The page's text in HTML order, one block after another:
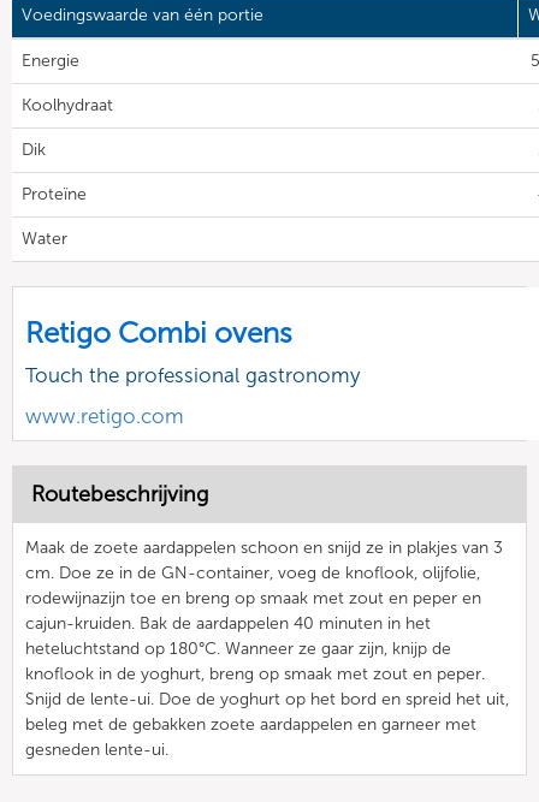
Voedingswaarde van één portie
Energie
Koolhydraat
Dik
Proteïne
Water
Retigo Combi ovens
Touch the professional gastronomy
www.retigo.com
Routebeschrijving
Maak de zoete aardappelen schoon en snijd ze in plakjes van 3
cm. Doe ze in de GN-container, voeg de knoflook, olijfolie,
rodewijnazijn toe en breng op smaak met zout en peper en
cajun-kruiden. Bak de aardappelen 40 minuten in het
heteluchtstand op 180°C. Wanneer ze gaar zijn, knijp de
knoflook in de yoghurt, breng op smaak met zout en peper.
Snijd de lente-ui. Doe de yoghurt op het bord en spreid het uit,
beleg met de gebakken zoete aardappelen en garneer met
gesneden lente-ui.